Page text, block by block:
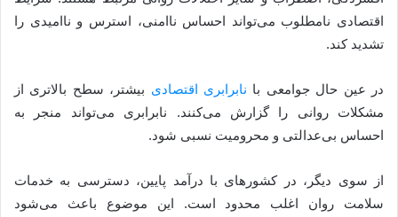
اقتصادی نامطلوب می‌تواند احساس ناامنی، استرس و ناامیدی را
تشدید کند.
در عین حال جوامعی با نابرابری اقتصادی بیشتر، سطح بالاتری از
مشکلات روانی را گزارش می‌کنند. نابرابری می‌تواند منجر به
احساس بی‌عدالتی و محرومیت نسبی شود.
از سوی دیگر، در کشورهای با درآمد پایین، دسترسی به خدمات
سلامت روان اغلب محدود است. این موضوع باعث می‌شود